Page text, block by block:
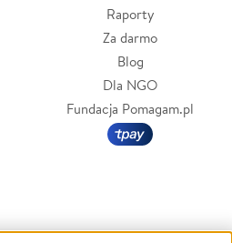
Raporty
Za darmo
Blog
Dla NGO
Fundacja Pomagam.pl